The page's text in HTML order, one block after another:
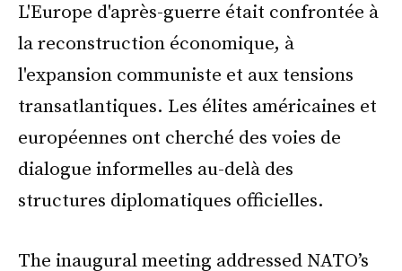
L'Europe d'après-guerre était confrontée à
la reconstruction économique, à
l'expansion communiste et aux tensions
transatlantiques. Les élites américaines et
européennes ont cherché des voies de
dialogue informelles au-delà des
structures diplomatiques officielles.
The inaugural meeting addressed NATO’s